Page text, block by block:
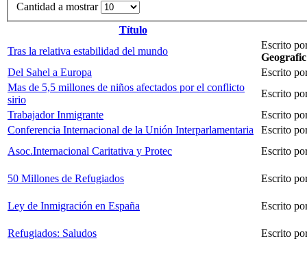
Cantidad a mostrar
Título
Tras la relativa estabilidad del mundo
Escrito
Geografic
Del Sahel a Europa
Escrito
Mas de 5,5 millones de niños afectados por el conflicto
sirio
Escrito
Trabajador Inmigrante
Escrito
Conferencia Internacional de la Unión Interparlamentaria
Escrito
Asoc.Internacional Caritativa y Protec
Escrito
50 Millones de Refugiados Escrito
Ley de Inmigración en España Escrito
Refugiados: Saludos Escrito